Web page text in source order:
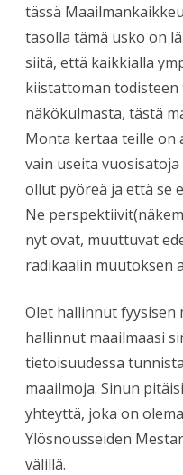
tässä
tasolla tämä usko on
siitä, että kaikkialla
kiistattoman todisteen
näkökulmasta, tästä
Monta kertaa teille on
vain useita
ollut pyöreä ja että se
Ne
nyt ovat, muuttuvat
radikaalin muutoksen
Olet hallinnut fyysisen
hallinnut maailmaasi
tietoisuudessa
maailmoja. Sinun
yhteyttä, joka on
Ylösnousseiden
välillä.